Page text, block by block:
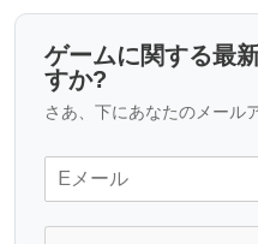
ゲームに関する最
すか?
さあ、下にあなたのメール